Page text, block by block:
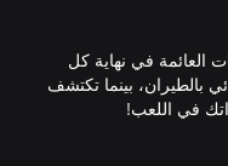
العائمة في نهاية كل
بالطيران، بينما تكتشف